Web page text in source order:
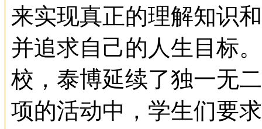
来实现真正的理解知识
并追求自己的人生目标
校，泰博延续了独一无
项的活动中，学生们要